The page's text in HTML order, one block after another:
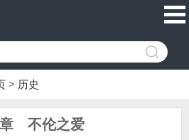
> 历史
章 不伦之爱